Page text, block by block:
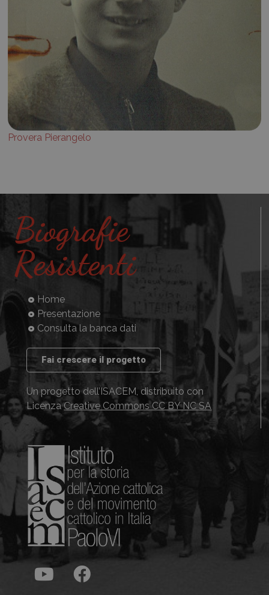
Provera Pierangelo
Biografie
Resistenti
Home
Presentazione
Consulta la banca dati
Fai crescere il progetto
Un progetto dell’ISACEM, distribuito con
LicenzaCreative Commons CC BY NC SA